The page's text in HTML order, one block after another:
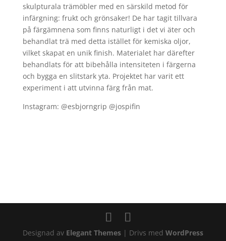
skulpturala trämöbler med en särskild metod för
infärgning: frukt och grönsaker! De har tagit tillvara
på färgämnena som finns naturligt i det vi äter och
behandlat trä med detta istället för kemiska oljor,
vilket skapat en unik finish. Materialet har därefter
behandlats för att bibehålla intensiteten i färgerna
och bygga en slitstark yta. Projektet har varit ett
experiment i att utvinna färg från mat.
Instagram: @esbjorngrip @jospifin
Designad av Elegant Themes| Drivs med WordPress